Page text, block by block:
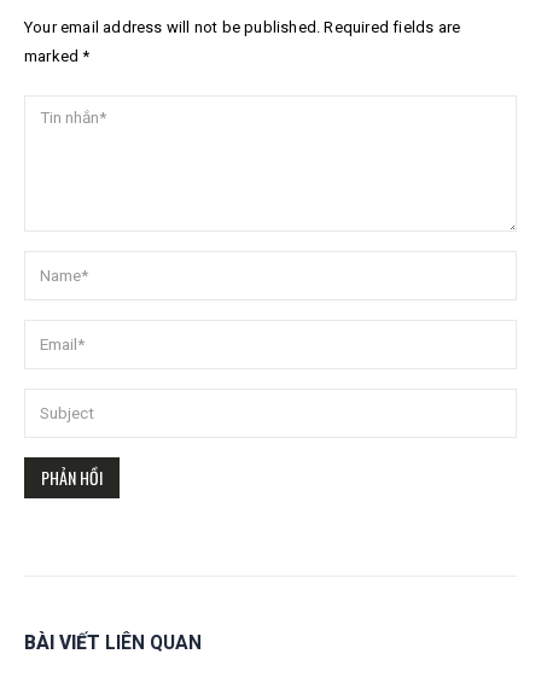
Your email address will not be published. Required fields are
marked *
BÀI VIẾT LIÊN QUAN